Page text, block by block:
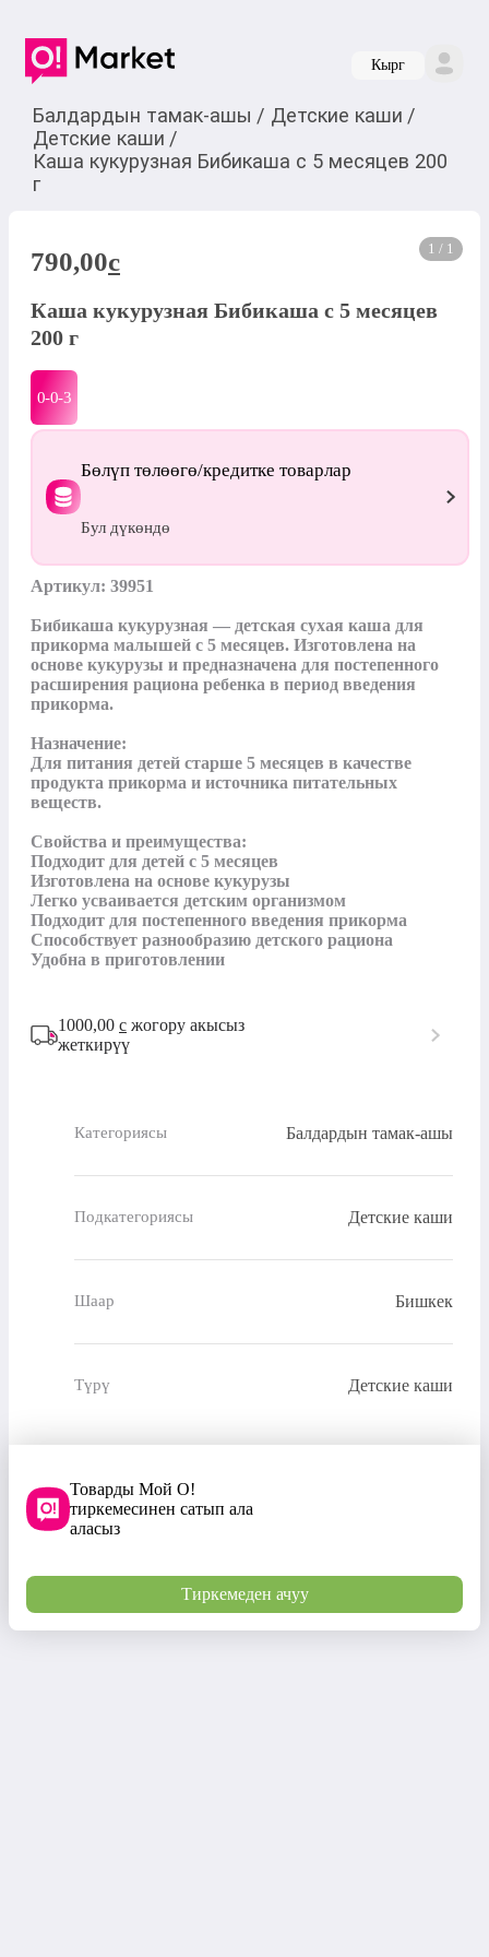
Кырг
Балдардын тамак-ашы / Детские каши /
Детские каши /
Каша кукурузная Бибикаша с 5 месяцев 200
г
1 / 1
790,00c
Каша кукурузная Бибикаша с 5 месяцев
200 г
0-0-3
Бөлүп төлөөгө/кредитке товарлар
Бул дүкөндө
Артикул: 39951
Бибикаша кукурузная — детская сухая каша для
прикорма малышей с 5 месяцев. Изготовлена на
основе кукурузы и предназначена для постепенного
расширения рациона ребенка в период введения
прикорма.
Назначение:
Для питания детей старше 5 месяцев в качестве
продукта прикорма и источника питательных
веществ.
Свойства и преимущества:
Подходит для детей с 5 месяцев
Изготовлена на основе кукурузы
Легко усваивается детским организмом
Подходит для постепенного введения прикорма
Способствует разнообразию детского рациона
Удобна в приготовлении
1000,00 с жогору акысыз
жеткирүү
Категориясы Балдардын тамак-ашы
Подкатегориясы Детские каши
Шаар Бишкек
Түрү Детские каши
Товарды Мой О!
тиркемесинен сатып ала
аласыз
Тиркемеден ачуу